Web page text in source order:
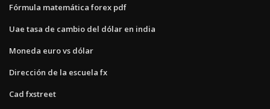
Fórmula matemática forex pdf
Uae tasa de cambio del dólar en india
Moneda euro vs dólar
Dirección de la escuela fx
Cad fxstreet